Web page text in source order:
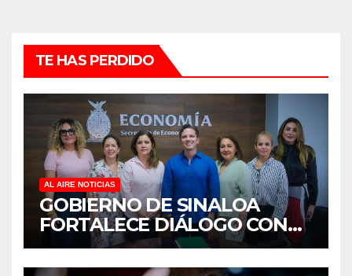
TE HAS PERDIDO
AL AIRE NOTICIAS
GOBIERNO DE SINALOA
FORTALECE DIÁLOGO CON
MUJERES EMPRESARIAS DE
CULIACÁN